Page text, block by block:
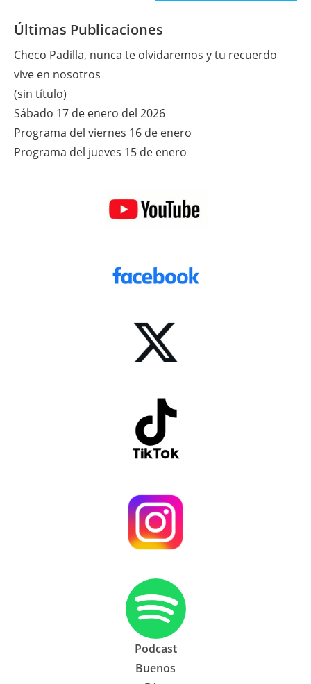
Últimas Publicaciones
Checo Padilla, nunca te olvidaremos y tu recuerdo
vive en nosotros
(sin título)
Sábado 17 de enero del 2026
Programa del viernes 16 de enero
Programa del jueves 15 de enero
Podcast
Buenos